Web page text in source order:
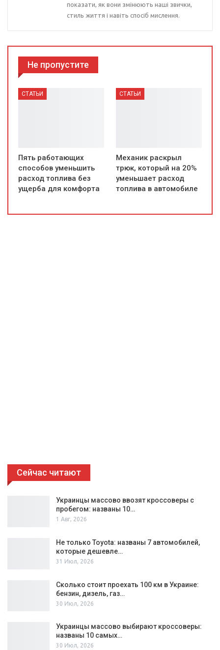
показати, як вони змінюють наші звички,
стиль життя і навіть спосіб мислення.
Не пропустите
СТАТЬИ
Пять работающих
способов уменьшить
расход топлива без
ущерба для комфорта
СТАТЬИ
Механик раскрыл
трюк, который на 20%
уменьшает расход
топлива в автомобиле
Сейчас читают
Украинцы массово ввозят кроссоверы с
пробегом: названы 10…
1 Авг, 2026
Не только Toyota: названы 7 автомобилей,
которые дешевле…
31 Июл, 2026
Сколько стоит проехать 100 км в Украине:
бензин, дизель, газ…
30 Июл, 2026
Украинцы массово выбирают кроссоверы:
названы 10 самых…
30 Июл, 2026